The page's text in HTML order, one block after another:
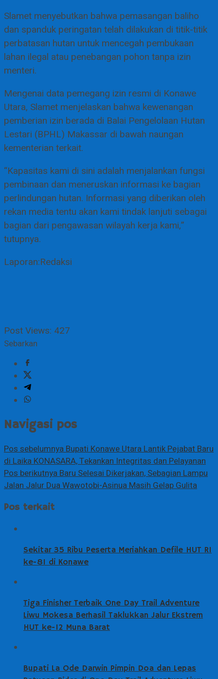
Slamet menyebutkan bahwa pemasangan baliho
dan spanduk peringatan telah dilakukan di titik-titik
perbatasan hutan untuk mencegah pembukaan
lahan ilegal atau penebangan pohon tanpa izin
menteri.
Mengenai data pemegang izin resmi di Konawe
Utara, Slamet menjelaskan bahwa kewenangan
pemberian izin berada di Balai Pengelolaan Hutan
Lestari (BPHL) Makassar di bawah naungan
kementerian terkait.
“Kapasitas kami di sini adalah menjalankan fungsi
pembinaan dan meneruskan informasi ke bagian
perlindungan hutan. Informasi yang diberikan oleh
rekan media tentu akan kami tindak lanjuti sebagai
bagian dari pengawasan wilayah kerja kami,”
tutupnya.
Laporan:Redaksi
Post Views: 427
Sebarkan
Navigasi pos
Pos sebelumnyaBupati Konawe Utara Lantik Pejabat Baru
di Laika KONASARA, Tekankan Integritas dan Pelayanan
Pos berikutnyaBaru Selesai Dikerjakan, Sebagian Lampu
Jalan Jalur Dua Wawotobi-Asinua Masih Gelap Gulita
Pos terkait
Sekitar 35 Ribu Peserta Meriahkan Defile HUT RI
ke-81 di Konawe
Tiga Finisher Terbaik One Day Trail Adventure
Liwu Mokesa Berhasil Taklukkan Jalur Ekstrem
HUT ke-12 Muna Barat
Bupati La Ode Darwin Pimpin Doa dan Lepas